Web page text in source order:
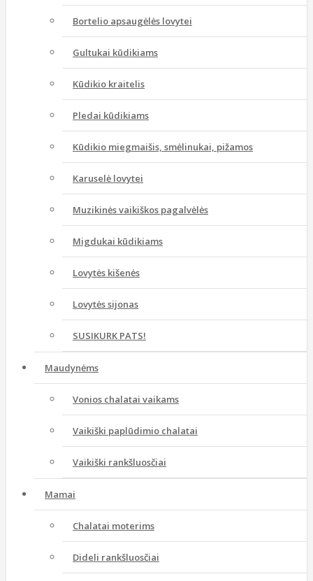
Bortelio apsaugėlės lovytei
Gultukai kūdikiams
Kūdikio kraitelis
Pledai kūdikiams
Kūdikio miegmaišis, smėlinukai, pižamos
Karuselė lovytei
Muzikinės vaikiškos pagalvėlės
Migdukai kūdikiams
Lovytės kišenės
Lovytės sijonas
SUSIKURK PATS!
Maudynėms
Vonios chalatai vaikams
Vaikiški paplūdimio chalatai
Vaikiški rankšluosčiai
Mamai
Chalatai moterims
Dideli rankšluosčiai